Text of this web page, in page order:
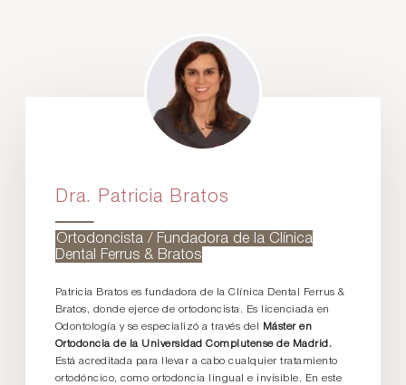
Dra. Patricia Bratos
Ortodoncista / Fundadora de la Clínica
Dental Ferrus & Bratos
Patricia Bratos es fundadora de la Clínica Dental Ferrus &
Bratos, donde ejerce de ortodoncista. Es licenciada en
Odontología y se especializó a través del
Máster en
Ortodoncia de la Universidad Complutense de Madrid.
Está acreditada para llevar a cabo cualquier tratamiento
ortodóncico, como ortodoncia lingual e invisible. En este